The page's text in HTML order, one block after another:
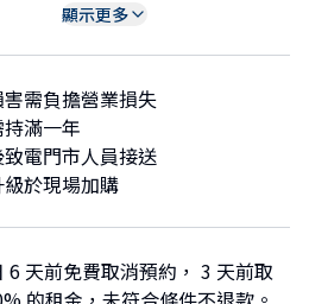
租車客戶，取車時須出示護照、
及國際駕駛執照（IDP）。
：+81 90-1521-4040微信：+81
：@jhs4331b電話號
）0123 22 4040
間為上午 9 點至下午 5 點 30
須出示登載本人姓名之有效駕駛
租車客戶請攜帶本國駕駛執照，
年日內瓦公約締約國核發的國
顯示更多
需負擔營業損失
滿一年
電門市人員接送
於現場加購
6 天前免費取消預約， 3 天前取